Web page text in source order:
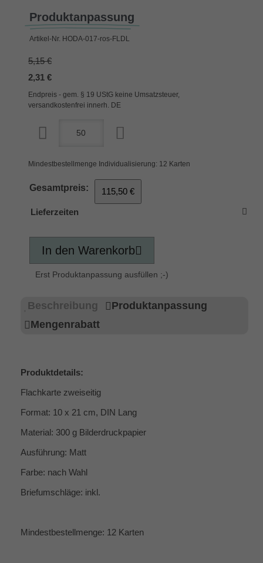
Produktanpassung
Artikel-Nr. HODA-017-ros-FLDL
5,15 €
2,31 €
Endpreis - gem. § 19 UStG keine Umsatzsteuer,
versandkostenfrei innerh. DE
Mindestbestellmenge Individualisierung: 12 Karten
Gesamtpreis: 115,50 €
Lieferzeiten
In den Warenkorb
Erst Produktanpassung ausfüllen ;-)
Beschreibung
Produktanpassung
Mengenrabatt
Produktdetails:
Flachkarte zweiseitig
Format: 10 x 21 cm, DIN Lang
Material: 300 g Bilderdruckpapier
Ausführung: Matt
Farbe: nach Wahl
Briefumschläge: inkl.
Mindestbestellmenge: 12 Karten